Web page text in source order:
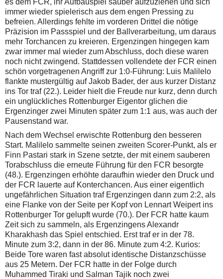
immer wieder spielerisch aus dem engen Pressing zu
befreien. Allerdings fehlte im vorderen Drittel die nötige
Präzision im Passspiel und der Ballverarbeitung, um daraus
mehr Torchancen zu kreieren. Ergenzingen hingegen kam
zwar immer mal wieder zum Abschluss, doch diese waren
noch nicht zwingend. Stattdessen vollendete der FCR einen
schön vorgetragenen Angriff zur 1:0-Führung: Luis Malilelo
flankte mustergültig auf Jakob Bader, der aus kurzer Distanz
ins Tor traf (22.). Leider hielt die Freude nur kurz, denn durch
ein unglückliches Rottenburger Eigentor glichen die
Ergenzinger zwei Minuten später zum 1:1 aus, was auch der
Pausenstand war.
Nach dem Wechsel erwischte Rottenburg den besseren
Start. Malilelo sammelte seinen zweiten Scorer-Punkt, als er
Finn Pastari stark in Szene setzte, der mit einem sauberen
Torabschluss die erneute Führung für den FCR besorgte
(48.). Ergenzingen erhöhte daraufhin wieder den Druck und
der FCR lauerte auf Konterchancen. Aus einer eigentlich
ungefährlichen Situation traf Ergenzingen dann zum 2:2, als
eine Flanke von der Seite per Kopf von Lennart Weipert ins
Rottenburger Tor gelupft wurde (70.). Der FCR hatte kaum
Zeit sich zu sammeln, als Ergenzingens Alexandr
Kharakhash das Spiel entschied. Erst traf er in der 78.
Minute zum 3:2, dann in der 86. Minute zum 4:2. Kurios:
Beide Tore waren fast absolut identische Distanzschüsse
aus 25 Metern. Der FCR hatte in der Folge durch
Muhammed Tiraki und Salman Tajik noch zwei